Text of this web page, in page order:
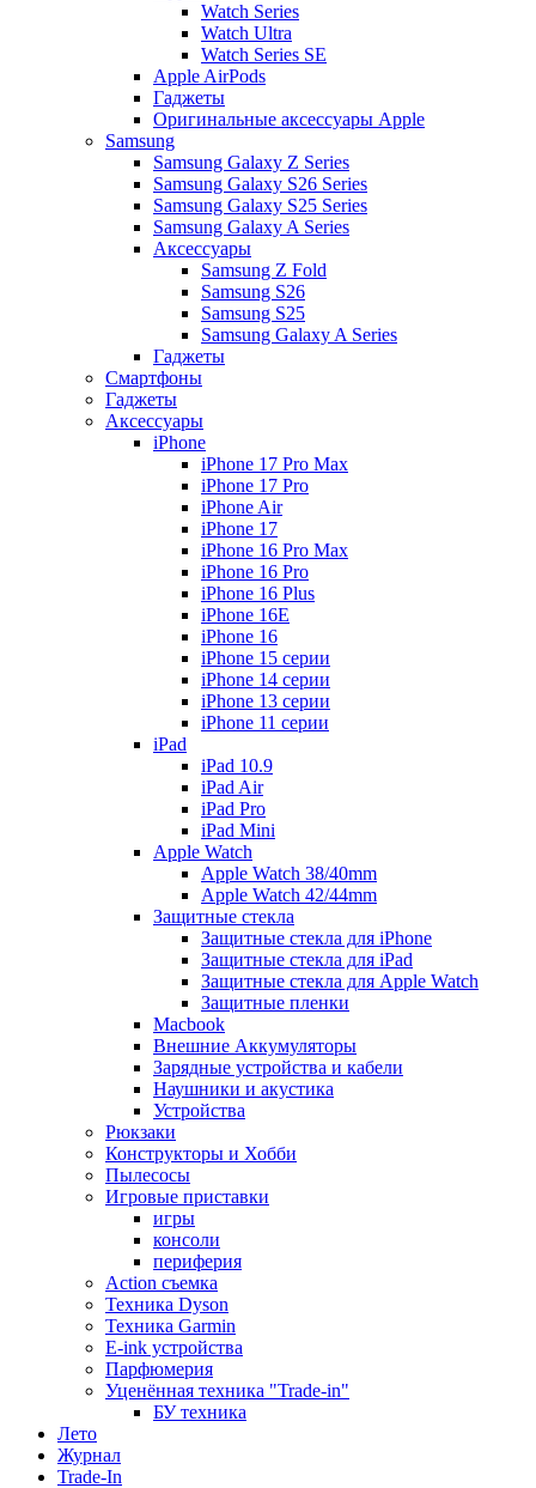
Watch Series
Watch Ultra
Watch Series SE
Apple AirPods
Гаджеты
Оригинальные аксессуары Apple
Samsung
Samsung Galaxy Z Series
Samsung Galaxy S26 Series
Samsung Galaxy S25 Series
Samsung Galaxy A Series
Аксессуары
Samsung Z Fold
Samsung S26
Samsung S25
Samsung Galaxy A Series
Гаджеты
Смартфоны
Гаджеты
Аксессуары
iPhone
iPhone 17 Pro Max
iPhone 17 Pro
iPhone Air
iPhone 17
iPhone 16 Pro Max
iPhone 16 Pro
iPhone 16 Plus
iPhone 16E
iPhone 16
iPhone 15 серии
iPhone 14 серии
iPhone 13 серии
iPhone 11 серии
iPad
iPad 10.9
iPad Air
iPad Pro
iPad Mini
Apple Watch
Apple Watch 38/40mm
Apple Watch 42/44mm
Защитные стекла
Защитные стекла для iPhone
Защитные стекла для iPad
Защитные стекла для Apple Watch
Защитные пленки
Macbook
Внешние Аккумуляторы
Зарядные устройства и кабели
Наушники и акустика
Устройства
Рюкзаки
Конструкторы и Хобби
Пылесосы
Игровые приставки
игры
консоли
периферия
Action съемка
Техника Dyson
Техника Garmin
E-ink устройства
Парфюмерия
Уценённая техника "Trade-in"
БУ техника
Лето
Журнал
Trade-In